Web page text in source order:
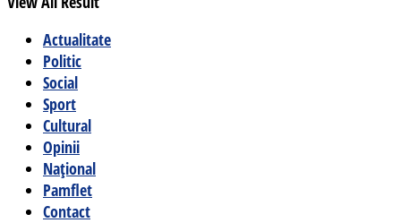
Actualitate
Politic
Social
Sport
Cultural
Opinii
Național
Pamflet
Contact